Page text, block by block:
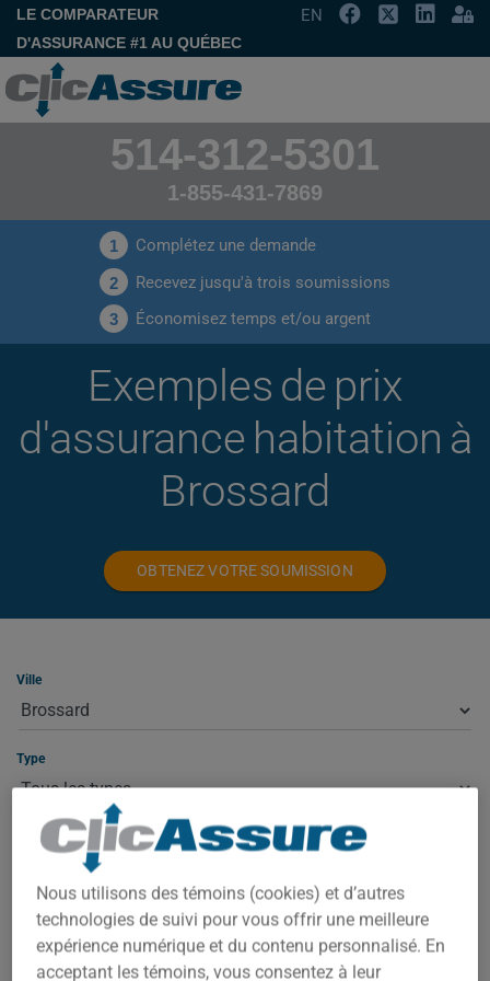
LE COMPARATEUR
D'ASSURANCE #1 AU QUÉBEC
EN
514-312-5301
1-855-431-7869
1 Complétez une demande
2 Recevez jusqu'à trois soumissions
3 Économisez temps et/ou argent
Exemples de prix
d'assurance habitation à
Brossard
OBTENEZ VOTRE SOUMISSION
Ville
Type
ASSURANCE HABITATION À BROSSARD
À Brossard, votre prime dépend de plusieurs facteurs : la
valeur de la propriété, le code postal exact, l'année de
construction et votre historique d'assurance. Sélectionnez le
Nous utilisons des témoins (cookies) et d’autres
technologies de suivi pour vous offrir une meilleure
expérience numérique et du contenu personnalisé. En
acceptant les témoins, vous consentez à leur